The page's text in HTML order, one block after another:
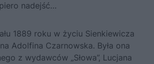
nadejść…
1889 roku w życiu Sienkiewicza
Adolfina Czarnowska. Była ona
z wydawców „Słowa”, Lucjana